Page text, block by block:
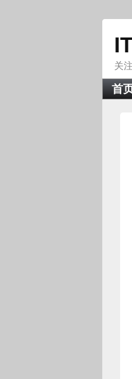
关
首